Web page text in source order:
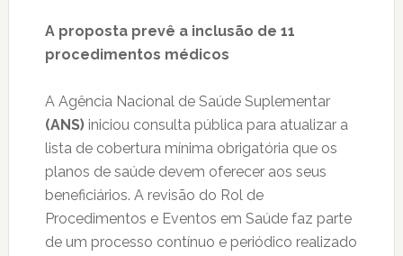
A proposta prevê a inclusão de 11
procedimentos médicos
A Agência Nacional de Saúde Suplementar
(ANS)iniciou consulta pública para atualizar a
lista de cobertura mínima obrigatória que os
planos de saúde devem oferecer aos seus
beneficiários. A revisão do Rol de
Procedimentos e Eventos em Saúde faz parte
de um processo contínuo e periódico realizado